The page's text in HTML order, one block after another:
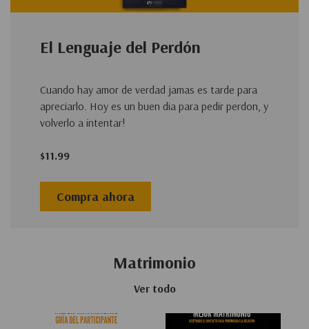
El Lenguaje del Perdón
Cuando hay amor de verdad jamas es tarde para
apreciarlo. Hoy es un buen dia para pedir perdon, y
volverlo a intentar!
$11.99
Compra ahora
Matrimonio
Ver todo